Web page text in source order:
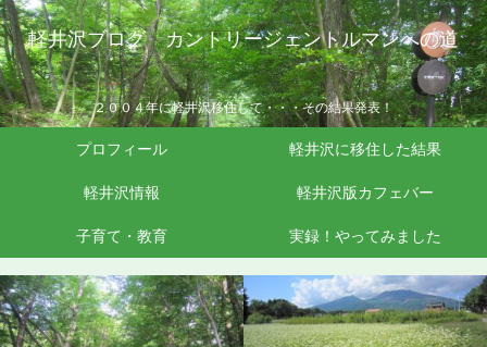
軽井沢ブログ カントリージェントルマンへの道
２００４年に軽井沢移住して・・・その結果発表！
プロフィール 軽井沢に移住した結果
軽井沢情報 軽井沢版カフェバー
子育て・教育 実録！やってみました